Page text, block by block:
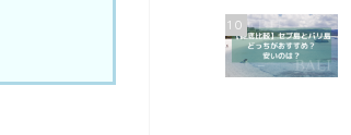
10